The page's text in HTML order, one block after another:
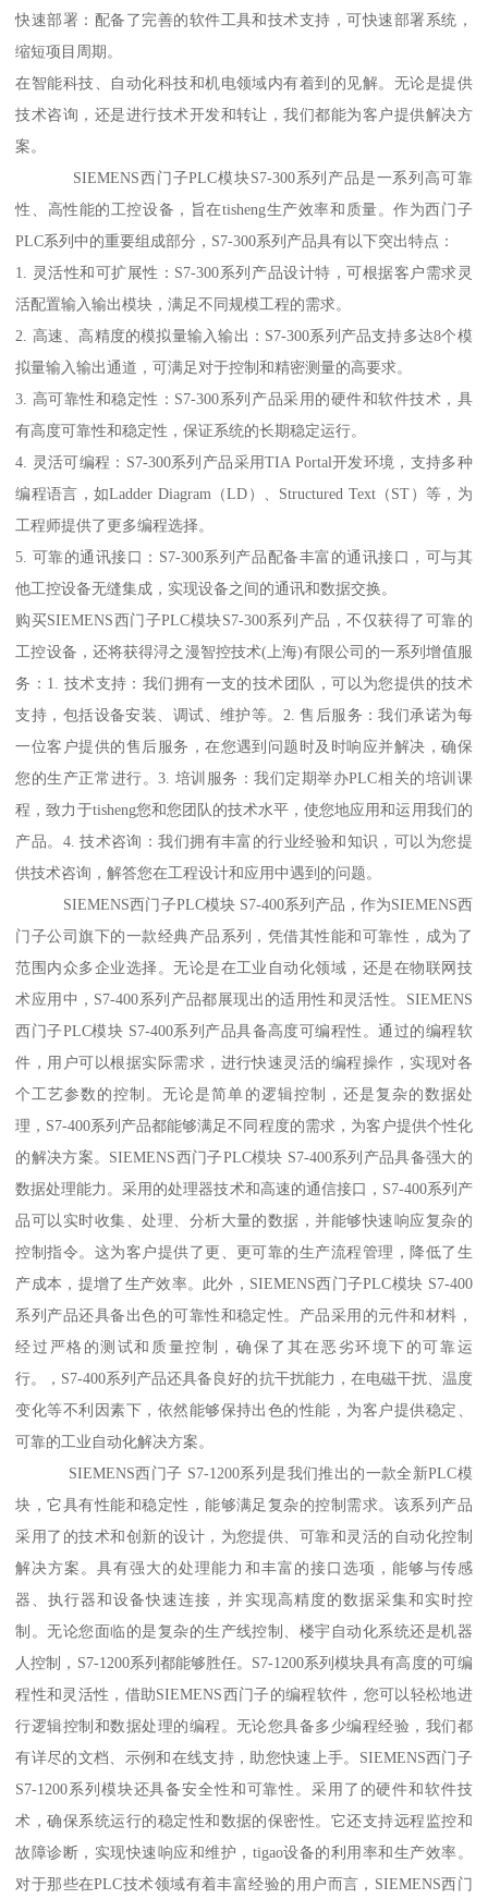
快速部署：配备了完善的软件工具和技术支持，可快速部署系统，
缩短项目周期。
在智能科技、自动化科技和机电领域内有着到的见解。无论是提供
技术咨询，还是进行技术开发和转让，我们都能为客户提供解决方
案。
SIEMENS西门子PLC模块S7-300系列产品是一系列高可靠
性、高性能的工控设备，旨在tisheng生产效率和质量。作为西门子
PLC系列中的重要组成部分，S7-300系列产品具有以下突出特点：
1. 灵活性和可扩展性：S7-300系列产品设计特，可根据客户需求灵
活配置输入输出模块，满足不同规模工程的需求。
2. 高速、高精度的模拟量输入输出：S7-300系列产品支持多达8个模
拟量输入输出通道，可满足对于控制和精密测量的高要求。
3. 高可靠性和稳定性：S7-300系列产品采用的硬件和软件技术，具
有高度可靠性和稳定性，保证系统的长期稳定运行。
4. 灵活可编程：S7-300系列产品采用TIA Portal开发环境，支持多种
编程语言，如Ladder Diagram（LD）、Structured Text（ST）等，为
工程师提供了更多编程选择。
5. 可靠的通讯接口：S7-300系列产品配备丰富的通讯接口，可与其
他工控设备无缝集成，实现设备之间的通讯和数据交换。
购买SIEMENS西门子PLC模块S7-300系列产品，不仅获得了可靠的
工控设备，还将获得浔之漫智控技术(上海)有限公司的一系列增值服
务：1. 技术支持：我们拥有一支的技术团队，可以为您提供的技术
支持，包括设备安装、调试、维护等。2. 售后服务：我们承诺为每
一位客户提供的售后服务，在您遇到问题时及时响应并解决，确保
您的生产正常进行。3. 培训服务：我们定期举办PLC相关的培训课
程，致力于tisheng您和您团队的技术水平，使您地应用和运用我们的
产品。4. 技术咨询：我们拥有丰富的行业经验和知识，可以为您提
供技术咨询，解答您在工程设计和应用中遇到的问题。
SIEMENS西门子PLC模块 S7-400系列产品，作为SIEMENS西
门子公司旗下的一款经典产品系列，凭借其性能和可靠性，成为了
范围内众多企业选择。无论是在工业自动化领域，还是在物联网技
术应用中，S7-400系列产品都展现出的适用性和灵活性。SIEMENS
西门子PLC模块 S7-400系列产品具备高度可编程性。通过的编程软
件，用户可以根据实际需求，进行快速灵活的编程操作，实现对各
个工艺参数的控制。无论是简单的逻辑控制，还是复杂的数据处
理，S7-400系列产品都能够满足不同程度的需求，为客户提供个性化
的解决方案。SIEMENS西门子PLC模块 S7-400系列产品具备强大的
数据处理能力。采用的处理器技术和高速的通信接口，S7-400系列产
品可以实时收集、处理、分析大量的数据，并能够快速响应复杂的
控制指令。这为客户提供了更、更可靠的生产流程管理，降低了生
产成本，提增了生产效率。此外，SIEMENS西门子PLC模块 S7-400
系列产品还具备出色的可靠性和稳定性。产品采用的元件和材料，
经过严格的测试和质量控制，确保了其在恶劣环境下的可靠运
行。，S7-400系列产品还具备良好的抗干扰能力，在电磁干扰、温度
变化等不利因素下，依然能够保持出色的性能，为客户提供稳定、
可靠的工业自动化解决方案。
SIEMENS西门子 S7-1200系列是我们推出的一款全新PLC模
块，它具有性能和稳定性，能够满足复杂的控制需求。该系列产品
采用了的技术和创新的设计，为您提供、可靠和灵活的自动化控制
解决方案。具有强大的处理能力和丰富的接口选项，能够与传感
器、执行器和设备快速连接，并实现高精度的数据采集和实时控
制。无论您面临的是复杂的生产线控制、楼宇自动化系统还是机器
人控制，S7-1200系列都能够胜任。S7-1200系列模块具有高度的可编
程性和灵活性，借助SIEMENS西门子的编程软件，您可以轻松地进
行逻辑控制和数据处理的编程。无论您具备多少编程经验，我们都
有详尽的文档、示例和在线支持，助您快速上手。SIEMENS西门子
S7-1200系列模块还具备安全性和可靠性。采用了的硬件和软件技
术，确保系统运行的稳定性和数据的保密性。它还支持远程监控和
故障诊断，实现快速响应和维护，tigao设备的利用率和生产效率。
对于那些在PLC技术领域有着丰富经验的用户而言，SIEMENS西门